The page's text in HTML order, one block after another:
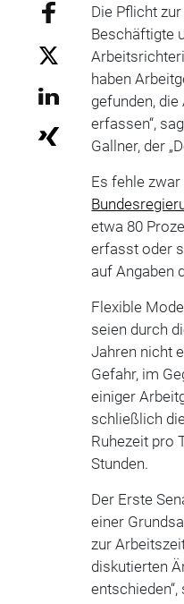
Die Pflicht
Beschäftigte
haben
gefunden,
erfassen“,
Gallner, der
Es fehle
etwa 80
erfasst oder
auf Angaben
Flexible
seien durch
Jahren nicht
Gefahr, im
einiger
schließlich
Ruhezeit pro
Stunden.
Der Erste
einer
zur
diskutierten
entschieden“,